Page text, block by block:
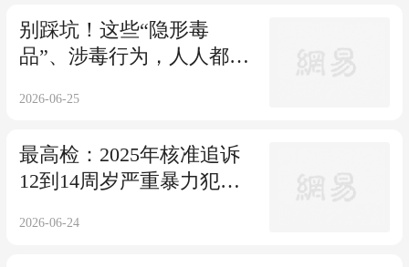
别踩坑！这些“隐形毒
品”、涉毒行为，人人都该
2026-06-25
最高检：2025年核准追诉
12到14周岁严重暴力犯罪
关共起诉侵害未成年人犯
2026-06-24